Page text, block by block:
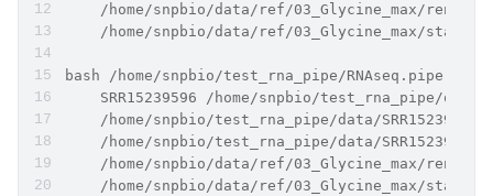
/home/snpbio/data/ref/03_Glycine_max/
/home/snpbio/data/ref/03_Glycine_max/
bash /home/snpbio/test_rna_pipe/RNAseq.pipe.sh \
SRR15239596 /home/snpbio/test_rna_pipe/out \
/home/snpbio/test_rna_pipe/data/
/home/snpbio/test_rna_pipe/data/
/home/snpbio/data/ref/03_Glycine_max/
/home/snpbio/data/ref/03_Glycine_max/